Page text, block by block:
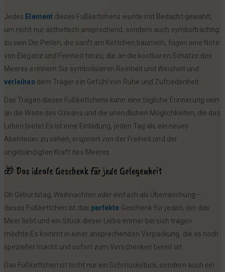
Jedes Element dieses Fußkettchens wurde mit Bedacht gewählt,
um nicht nur ästhetisch ansprechend, sondern auch symbolträchtig
zu sein.Die Perlen, die sanft am Kettchen baumeln, fügen eine Note
von Eleganz und Feinheit hinzu, die an die kostbaren Schätze des
Meeres erinnern.Sie symbolisieren Reinheit und Weisheit und
verleihen dem Träger ein Gefühl von Ruhe und Zufriedenheit.
Das Tragen dieses Fußkettchens kann eine tägliche Erinnerung sein
an die Weite des Ozeans und die unendlichen Möglichkeiten, die das
Leben bietet.Es ist eine Einladung, jeden Tag als ein neues
Abenteuer zu sehen, inspiriert von der Freiheit und der
ungebändigten Kraft des Meeres.
🎁 Das ideale Geschenk für jede Gelegenheit
Ob Geburtstag, Weihnachten oder einfach als Überraschung –
dieses Fußkettchen ist das perfekte Geschenk für jeden, der das
Meer liebt und ein Stück dieser Liebe immer bei sich tragen
möchte.Es kommt in einer ansprechenden Verpackung, die es noch
spezieller macht und sofort zum Verschenken bereit ist.
Das Fußkettchen ist nicht nur ein Schmuckstück, sondern auch ein